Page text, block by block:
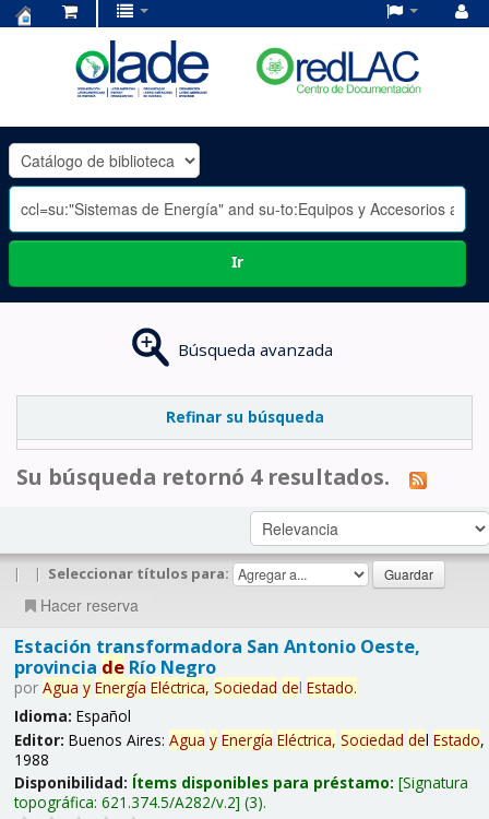
OLADE
-
Ir
Búsqueda avanzada
Refinar su búsqueda
Su búsqueda retornó 4 resultados.
| | Seleccionar títulos para:
Hacer reserva
Estación transformadora San Antonio Oeste,
provincia deRío Negro
por Agua y Energía Eléctrica, Sociedad del Estado.
Idioma: Español
Editor: Buenos Aires: Agua y Energía Eléctrica, Sociedad del Estado,
1988
Disponibilidad: Ítems disponibles para préstamo: Signatura
topográfica: 621.374.5/A282/v.2 (3).